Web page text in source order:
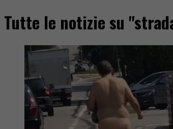
Tutte le notizie su